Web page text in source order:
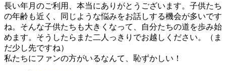
長い年月のご利用、本当にありがとうございます。子供たち
の年齢も近く、同じような悩みをお話しする機会が多いです
ね。そんな子供たちも大きくなって、自分たちの道を歩み始
めます。そうしたらまた二人っきりでお越しください。（ま
だ少し先ですね）
私たちにファンの方がいるなんて、恥ずかしい！